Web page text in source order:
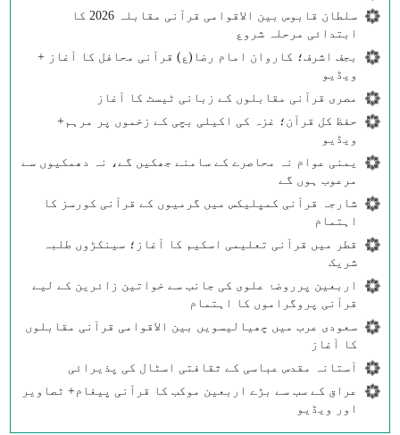
سلطان قابوس بین الاقوامی قرآنی مقابلہ 2026 کا
ابتدائی مرحلہ شروع
بجف اشرف؛ کاروان امام رضا(ع) قرآنی محافل کا آغاز +
ویڈیو
مصری قرآنی مقابلوں کے زبانی ٹیسٹ کا آغاز
حفظ کل قرآن؛ غزہ کی اکیلی بچی کے زخموں پر مرہم+
ویڈیو
یمنی عوام نہ محاصرے کے سامنے جھکیں گے، نہ دھمکیوں سے
مرعوب ہوں گے
شارجہ قرآنی کمپلیکس میں گرمیوں کے قرآنی کورسز کا
اہتمام
قطر میں قرآنی تعلیمی اسکیم کا آغاز؛ سینکڑوں طلبہ
شریک
اربعین پرروضۂ علوی کی جانب سے خواتین زائرین کے لیے
قرآنی پروگراموں کا اہتمام
سعودی عرب میں چھیالیسویں بین الاقوامی قرآنی مقابلوں
کا آغاز
آستانہ مقدس عباسی کے ثقافتی اسٹال کی پذیرائی
عراق کے سب سے بڑے اربعین موکب کا قرآنی پیغام+ ٹصاویر
اور ویڈیو